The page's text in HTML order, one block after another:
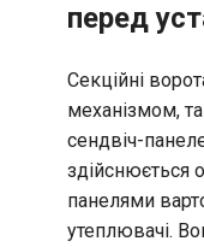
перед
Секційні
механізмом,
сендвіч-
здійснюється
панелями
утеплювачі.